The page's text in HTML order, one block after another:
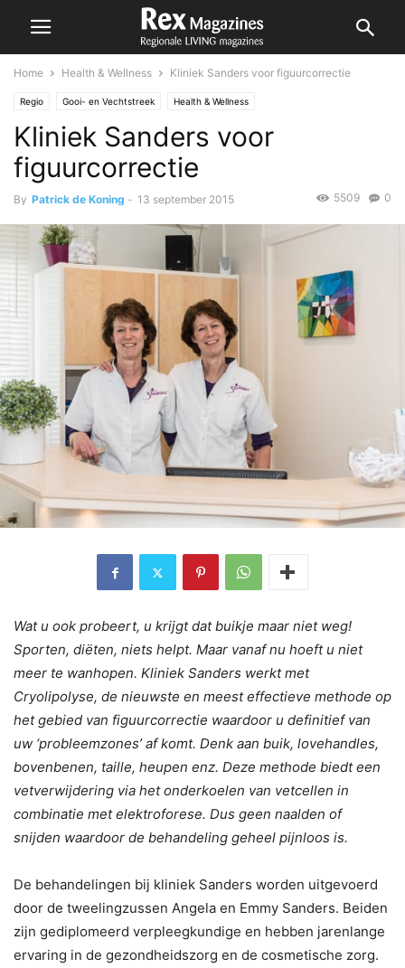
Home Health & Wellness Kliniek Sanders voor figuurcorrectie
Regio Gooi- en Vechtstreek Health & Wellness
Kliniek Sanders voor
figuurcorrectie
By Patrick de Koning - 13 september 2015 0
5509
Wat u ook probeert, u krijgt dat buikje maar niet weg!
Sporten, diëten, niets helpt. Maar vanaf nu hoeft u niet
meer te wanhopen. Kliniek Sanders werkt met
Cryolipolyse, de nieuwste en meest effectieve methode op
het gebied van figuurcorrectie waardoor u definitief van
uw ‘probleemzones’ af komt. Denk aan buik, lovehandles,
bovenbenen, taille, heupen enz. Deze methode biedt een
vetverwijdering via het onderkoelen van vetcellen in
combinatie met elektroforese. Dus geen naalden of
snijden waardoor de behandeling geheel pijnloos is.
De behandelingen bij kliniek Sanders worden uitgevoerd
door de tweelingzussen Angela en Emmy Sanders. Beiden
zijn gediplomeerd verpleegkundige en hebben jarenlange
ervaring in de gezondheidszorg en de cosmetische zorg.